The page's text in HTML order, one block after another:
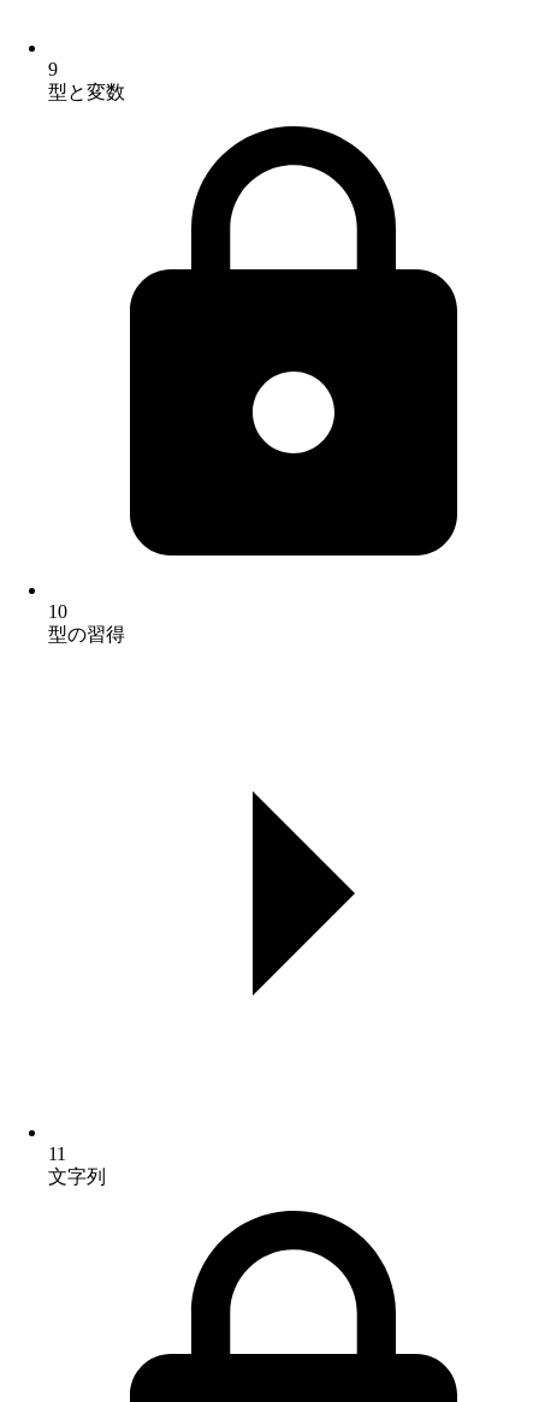
9
型と変数
10
型の習得
11
文字列